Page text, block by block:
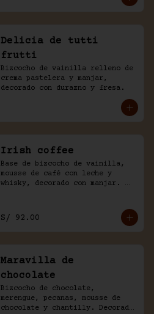
Delicia de tutti
frutti
Bizcocho de vainilla relleno de
crema pastelera y manjar,
decorado con durazno y fresa.
Irish coffee
Base de bizcocho de vainilla,
mousse de café con leche y
whisky, decorado con manjar.
S/ 92.00
Maravilla de
chocolate
Bizcocho de chocolate,
merengue, pecanas, mousse de
chocolate y chantilly. Decorado